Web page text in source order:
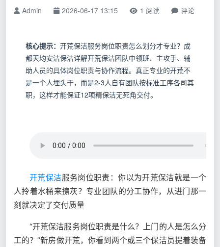
Admin 2026-06-17 13:15 1 阅读 评论
核心提示： 开荒保洁服务岗位职责怎么划分才专业？成
都天均安洁保洁详解开荒保洁团队中领班、主攻手、辅
助人员的具体岗位职责与协作流程。真正专业的开荒不
是一个人埋头干，而是2-3人自有团队按标准工序各司其
职，这样才能保证12项精保洁无死角交付。
开荒保洁服务岗位职责：你以为开荒保洁就是一个
人拎着水桶来擦灰？专业团队的分工协作，从进门那一
刻就决定了交付质量
“开荒保洁服务岗位职责是什么？上门的人是怎么分
工的？”新房做开荒，你看到两个或三个保洁员提着装备